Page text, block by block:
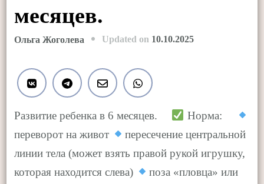
месяцев.
Ольга Жоголева Updated on 10.10.2025
Развитие ребенка в 6 месяцев. ⠀
Норма: ⠀
переворот на живот
пересечение центральной
линии тела (может взять правой рукой игрушку,
которая находится слева)
поза «пловца» или